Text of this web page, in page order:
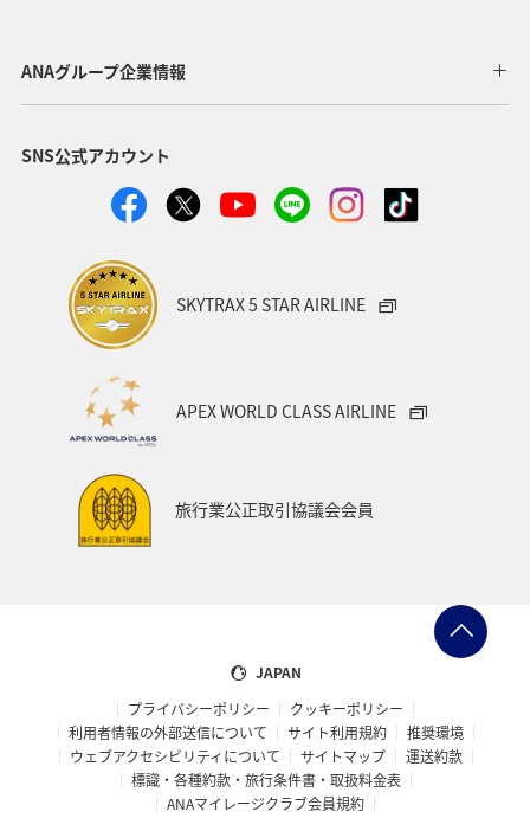
イタリア
ANAグループ企業情報
SNS公式アカウント
SKYTRAX 5 STAR AIRLINE
APEX WORLD CLASS AIRLINE
旅行業公正取引協議会会員
JAPAN
プライバシーポリシー
クッキーポリシー
利用者情報の外部送信について
サイト利用規約
推奨環境
ウェブアクセシビリティについて
サイトマップ
運送約款
標識・各種約款・旅行条件書・取扱料金表
ANAマイレージクラブ会員規約